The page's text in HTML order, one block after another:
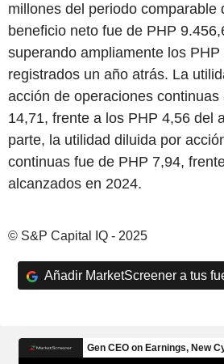
millones del periodo comparable
beneficio neto fue de PHP
superando ampliamente los
registrados un año atrás. La
acción de operaciones continuas
14,71, frente a los PHP 4,56 del
parte, la utilidad diluida por
continuas fue de PHP 7,94,
alcanzados en 2024.
© S&P Capital IQ - 2025
Añadir MarketScreener a tus